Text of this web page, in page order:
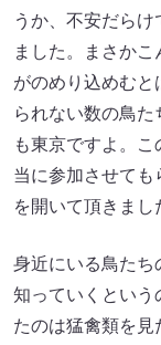
うか、不安だら
ました。まさか
がのめり込めむ
られない数の鳥
も東京ですよ。
当に参加させて
を開いて頂きまし
身近にいる鳥たち
知っていくという
たのは猛禽類を見